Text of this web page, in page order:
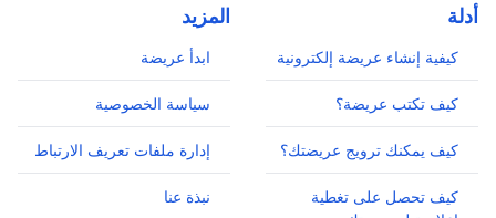
أدلة
كيفية إنشاء عريضة إلكترونية
كيف تكتب عريضة؟
كيف يمكنك ترويج عريضتك؟
كيف تحصل على تغطية
المزيد
ابدأ عريضة
سياسة الخصوصية
إدارة ملفات تعريف الارتباط
نبذة عنا